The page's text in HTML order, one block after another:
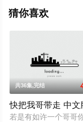
步至豆瓣动漫、电视
猜你喜欢
共36集,完结
快把我哥带走 中文
若是有如许一个哥哥